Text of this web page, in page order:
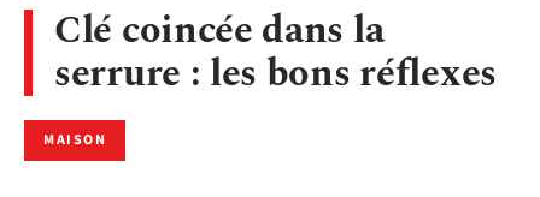
Clé coincée dans la
serrure : les bons réflexes
MAISON